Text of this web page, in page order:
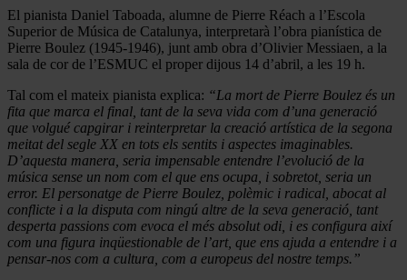
El pianista Daniel Taboada, alumne de Pierre Réach a l’Escola
Superior de Música de Catalunya, interpretarà l’obra pianística de
Pierre Boulez (1945-1946), junt amb obra d’Olivier Messiaen, a la
sala de cor de l’ESMUC el proper dijous 14 d’abril, a les 19 h.
Tal com el mateix pianista explica: “La mort de Pierre Boulez és un
fita que marca el final, tant de la seva vida com d’una generació
que volgué capgirar i reinterpretar la creació artística de la segona
meitat del segle XX en tots els sentits i aspectes imaginables.
D’aquesta manera, seria impensable entendre l’evolució de la
música sense un nom com el que ens ocupa, i sobretot, seria un
error. El personatge de Pierre Boulez, polèmic i radical, abocat al
conflicte i a la disputa com ningú altre de la seva generació, tant
desperta passions com evoca el més absolut odi, i es configura així
com una figura inqüestionable de l’art, que ens ajuda a entendre i a
pensar-nos com a cultura, com a europeus del nostre temps.”